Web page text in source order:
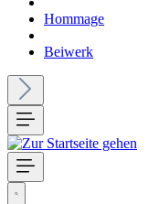
Hommage
Beiwerk